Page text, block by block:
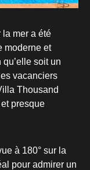
la mer a été
moderne et
soit un
vacanciers
Thousand
presque
à 180° sur la